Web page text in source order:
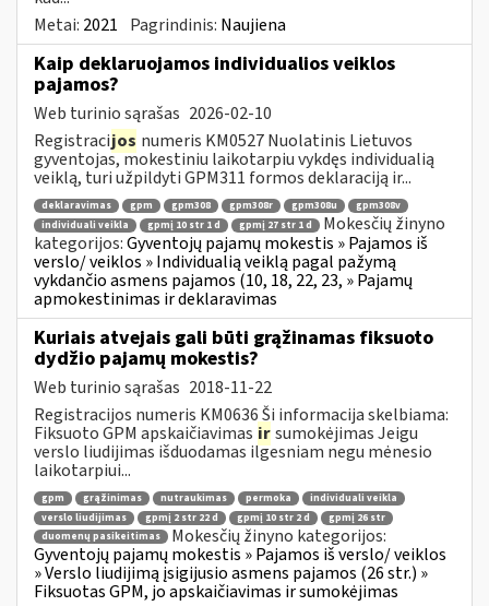
Metai: 2021 Pagrindinis: Naujiena
Kaip deklaruojamos individualios veiklos
pajamos?
Web turinio sąrašas 2026-02-10
Registracijos numeris KM0527 Nuolatinis Lietuvos
gyventojas, mokestiniu laikotarpiu vykdęs individualią
veiklą, turi užpildyti GPM311 formos deklaraciją ir...
deklaravimas gpm gpm308 gpm308r gpm308u
gpm308v
individuali veikla
gpmį 10 str 1 d gpmį 27 str 1 d
Mokesčių žinyno
kategorijos:Gyventojų pajamų mokestis » Pajamos iš
verslo/ veiklos » Individualią veiklą pagal pažymą
vykdančio asmens pajamos (10, 18, 22, 23, » Pajamų
apmokestinimas ir deklaravimas
Kuriais atvejais gali būti grąžinamas fiksuoto
dydžio pajamų mokestis?
Web turinio sąrašas 2018-11-22
Registracijos numeris KM0636 Ši informacija skelbiama:
Fiksuoto GPM apskaičiavimas irsumokėjimas Jeigu
verslo liudijimas išduodamas ilgesniam negu mėnesio
laikotarpiui...
gpm grąžinimas nutraukimas permoka
individuali veikla
verslo liudijimas
gpmį 2 str 22 d gpmį 10 str 2 d
gpmį 26 str
duomenų pasikeitimas
Mokesčių žinyno kategorijos:
Gyventojų pajamų mokestis » Pajamos iš verslo/ veiklos
» Verslo liudijimą įsigijusio asmens pajamos (26 str.) »
Fiksuotas GPM, jo apskaičiavimas ir sumokėjimas